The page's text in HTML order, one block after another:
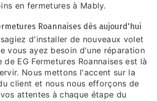
en fermetures à Mably.
Roannaises dès aujourd'hui
d'installer de nouveaux volet
vous ayez besoin d'une réparation
EG Fermetures Roannaises est là
Nous mettons l'accent sur la
client et nous nous efforçons de
attentes à chaque étape du